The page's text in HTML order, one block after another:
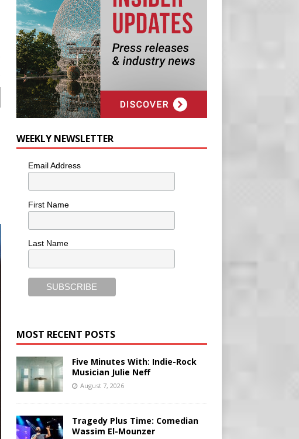
WEEKLY NEWSLETTER
Email Address
First Name
Last Name
MOST RECENT POSTS
Five Minutes With: Indie-Rock
Musician Julie Neff
August 7, 2026
Tragedy Plus Time: Comedian
Wassim El-Mounzer